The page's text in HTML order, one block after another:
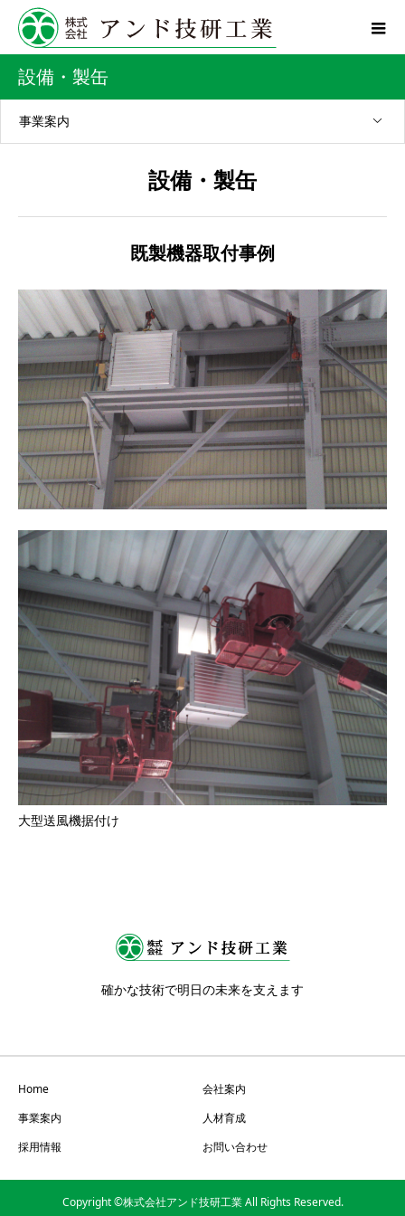
設備・製缶
事業案内
設備・製缶
既製機器取付事例
大型送風機据付け
確かな技術で明日の未来を支えます
Home
会社案内
事業案内
人材育成
採用情報
お問い合わせ
Copyright ©株式会社アンド技研工業 All Rights Reserved.